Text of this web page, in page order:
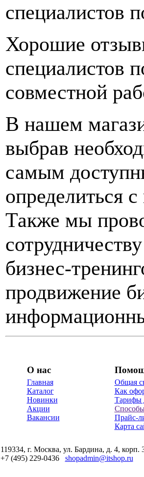
специалистов
Хорошие
специалистов
совместной
В нашем
выбрав
самым
определиться
Также мы
бизнес-
продвижение
О нас
Главная
Каталог
Новинки
Акции
Вакансии
Общая
Как
Тарифы
Прайс-
Карта
119334, г. Москва, ул. Бардина, д. 4, корп.
+7 (495) 229-0436 shopadmin@itshop.ru